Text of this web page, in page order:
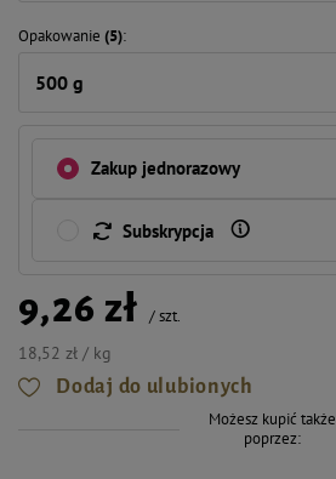
Opakowanie (5)
500 g
Zakup jednorazowy
Subskrypcja
9,26 zł /szt.
18,52 zł / kg
Dodaj do ulubionych
Możesz kupić także
poprzez: